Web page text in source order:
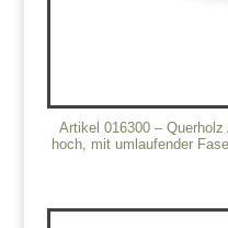
Artikel 016300 –
hoch, mit umlaufender